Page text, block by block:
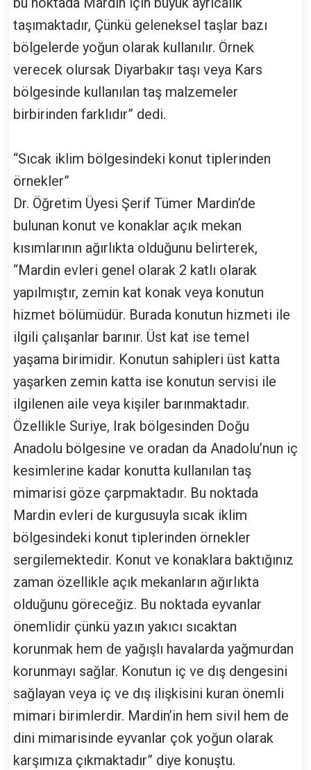
taşımaktadır, Çünkü geleneksel taşlar bazı
bölgelerde yoğun olarak kullanılır. Örnek
verecek olursak Diyarbakır taşı veya Kars
bölgesinde kullanılan taş malzemeler
birbirinden farklıdır” dedi.
“Sıcak iklim bölgesindeki konut tiplerinden
örnekler”
Dr. Öğretim Üyesi Şerif Tümer Mardin’de
bulunan konut ve konaklar açık mekan
kısımlarının ağırlıkta olduğunu belirterek,
“Mardin evleri genel olarak 2 katlı olarak
yapılmıştır, zemin kat konak veya konutun
hizmet bölümüdür. Burada konutun hizmeti ile
ilgili çalışanlar barınır. Üst kat ise temel
yaşama birimidir. Konutun sahipleri üst katta
yaşarken zemin katta ise konutun servisi ile
ilgilenen aile veya kişiler barınmaktadır.
Özellikle Suriye, Irak bölgesinden Doğu
Anadolu bölgesine ve oradan da Anadolu’nun iç
kesimlerine kadar konutta kullanılan taş
mimarisi göze çarpmaktadır. Bu noktada
Mardin evleri de kurgusuyla sıcak iklim
bölgesindeki konut tiplerinden örnekler
sergilemektedir. Konut ve konaklara baktığınız
zaman özellikle açık mekanların ağırlıkta
olduğunu göreceğiz. Bu noktada eyvanlar
önemlidir çünkü yazın yakıcı sıcaktan
korunmak hem de yağışlı havalarda yağmurdan
korunmayı sağlar. Konutun iç ve dış dengesini
sağlayan veya iç ve dış ilişkisini kuran önemli
mimari birimlerdir. Mardin’in hem sivil hem de
dini mimarisinde eyvanlar çok yoğun olarak
karşımıza çıkmaktadır” diye konuştu.